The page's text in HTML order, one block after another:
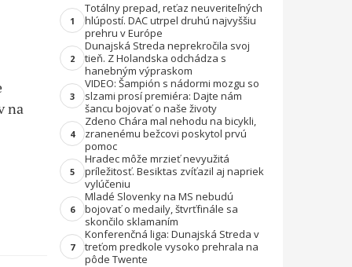
na
1
Totálny prepad, reťaz neuveriteľných
hlúpostí. DAC utrpel druhú najvyššiu
prehru v Európe
2
Dunajská Streda neprekročila svoj
tieň. Z Holandska odchádza s
hanebným výpraskom
3
VIDEO: Šampión s nádormi mozgu so
slzami prosí premiéra: Dajte nám
šancu bojovať o naše životy
4
Zdeno Chára mal nehodu na bicykli,
zranenému bežcovi poskytol prvú
pomoc
5
Hradec môže mrzieť nevyužitá
príležitosť. Besiktas zvíťazil aj napriek
vylúčeniu
6
Mladé Slovenky na MS nebudú
bojovať o medaily, štvrťfinále sa
skončilo sklamaním
7
Konferenčná liga: Dunajská Streda v
treťom predkole vysoko prehrala na
pôde Twente